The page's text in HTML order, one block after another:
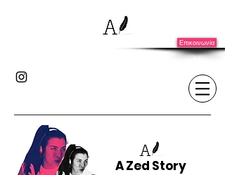
Επικοινωνία
A Zed Story